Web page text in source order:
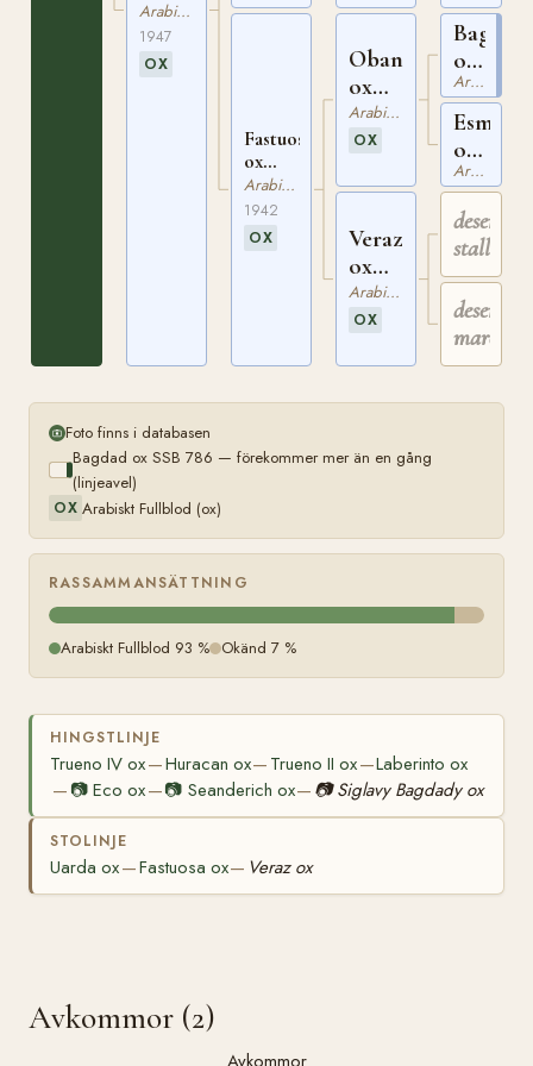
SSB
2320
Arabiskt Fullblod
1947
OX
Fastuosa
ox
SSB
1929
Arabiskt Fullblod
1942
OX
Oban
ox
SSB
951
Arabiskt Fullblod
OX
Veraz
ox
SSB
1516
Arabiskt Fullblod
OX
844
Bagdad
ox
SSB
786
Arabiskt Fullblod
Esmirna
ox
SSB
422
Arabiskt Fullblod
desert
stallion
desert
mare
Foto finns i databasen
Bagdad ox SSB 786 — förekommer mer än en gång
(linjeavel)
OX Arabiskt Fullblod (ox)
RASSAMMANSÄTTNING
Arabiskt Fullblod 93 % Okänd 7 %
HINGSTLINJE
Trueno IV ox—Huracan ox— Trueno II ox—Laberinto ox
— 📷Eco ox—📷 Seanderich ox— 📷 Siglavy Bagdady ox
STOLINJE
Uarda ox—Fastuosa ox— Veraz ox
Avkommor (2)
Avkommor